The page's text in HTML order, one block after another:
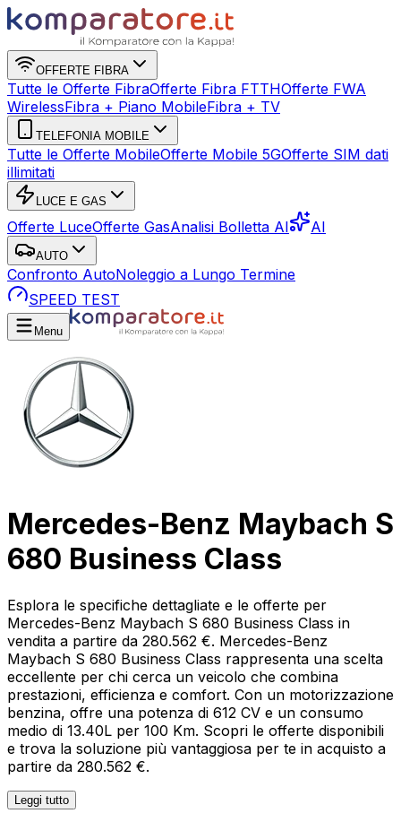
OFFERTE FIBRA
Tutte le Offerte FibraOfferte Fibra FTTHOfferte FWA
WirelessFibra + Piano MobileFibra + TV
TELEFONIA MOBILE
Tutte le Offerte MobileOfferte Mobile 5GOfferte SIM dati
illimitati
LUCE E GAS
Offerte LuceOfferte GasAnalisi Bolletta AI AI
AUTO
Confronto AutoNoleggio a Lungo Termine
SPEED TEST
Menu
Mercedes-Benz Maybach S
680 Business Class
Esplora le specifiche dettagliate e le offerte per
Mercedes-Benz Maybach S 680 Business Class in
vendita a partire da 280.562 €. Mercedes-Benz
Maybach S 680 Business Class rappresenta una scelta
eccellente per chi cerca un veicolo che combina
prestazioni, efficienza e comfort. Con un motorizzazione
benzina, offre una potenza di 612 CV e un consumo
medio di 13.40L per 100 Km. Scopri le offerte disponibili
e trova la soluzione più vantaggiosa per te in acquisto a
partire da 280.562 €.
Leggi tutto